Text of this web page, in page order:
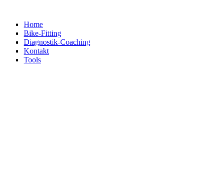
Home
Bike-Fitting
Diagnostik-Coaching
Kontakt
Tools